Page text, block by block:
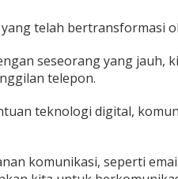
telah bertransformasi
seseorang yang jauh,
telepon.
teknologi digital,
komunikasi, seperti